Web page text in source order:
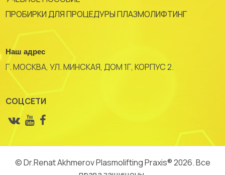
ПРОБИРКИ ДЛЯ ПРОЦЕДУРЫ ПЛАЗМОЛИФТИНГ
Наш адрес
Г. МОСКВА, УЛ. МИНСКАЯ, ДОМ 1Г, КОРПУС 2.
СОЦСЕТИ
© Dr.Renat Akhmerov Plasmolifting Praxis® 2026. Все